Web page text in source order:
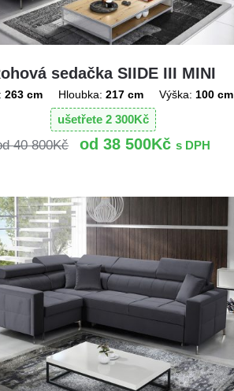
sedačka SIIDE III MINI
263 cm Hloubka: 217 cm Výška: 100 cm
ušetřete 2 300Kč
40 800Kč 38 500Kč s DPH